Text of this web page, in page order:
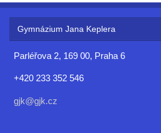
Gymnázium Jana Keplera
Parléřova 2, 169 00, Praha 6
+420 233 352 546
gjk@gjk.cz